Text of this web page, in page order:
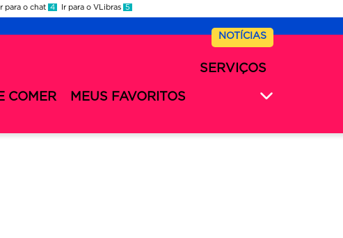
para o chat 4 Ir para o VLibras 5
NOTÍCIAS
COMER MEUS FAVORITOS
SERVIÇOS